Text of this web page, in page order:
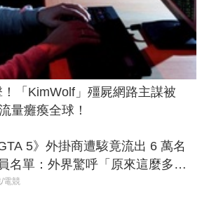
「KimWolf」殭屍網路主謀被
量癱瘓全球！
GTA 5》外掛商遭駭竟流出 6 萬名
名單：外界驚呼「原來這麼多人
掛！」
電競